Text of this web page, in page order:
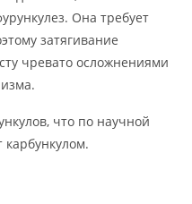
Она требует
затягивание
чревато осложнениями
что по научной